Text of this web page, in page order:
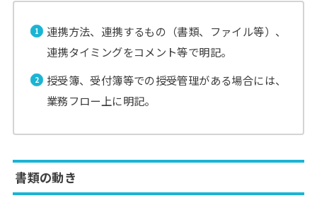
連携方法、連携するもの（書類、ファイル等）、
連携タイミングをコメント等で明記。
授受簿、受付簿等での授受管理がある場合には、
業務フロー上に明記。
書類の動き